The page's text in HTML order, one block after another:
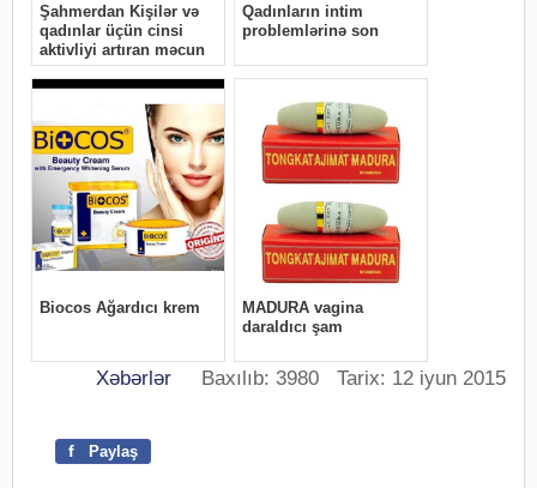
Xəbərlər Baxılıb: 3980 Tarix: 12 iyun 2015
f Paylaş